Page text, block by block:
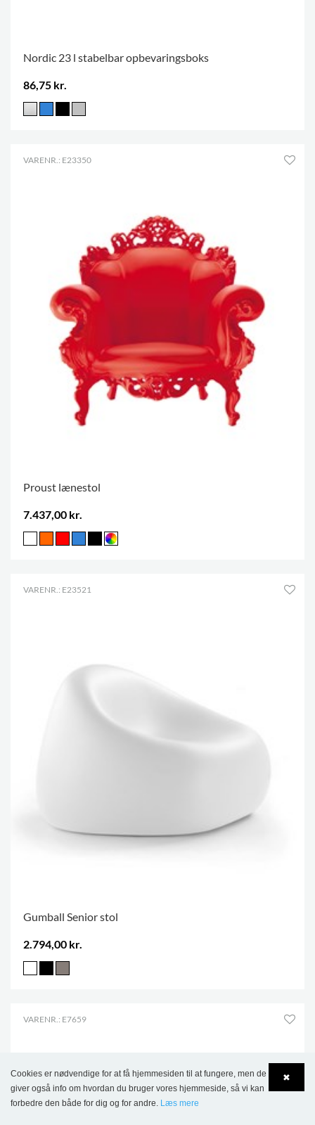
Nordic 23 l stabelbar opbevaringsboks
86,75 kr.
VARENR.: E23350
Proust lænestol
7.437,00 kr.
VARENR.: E23521
Gumball Senior stol
2.794,00 kr.
VARENR.: E7659
✖
Cookies er nødvendige for at få hjemmesiden til at fungere, men de
giver også info om hvordan du bruger vores hjemmeside, så vi kan
forbedre den både for dig og for andre. Læs mere